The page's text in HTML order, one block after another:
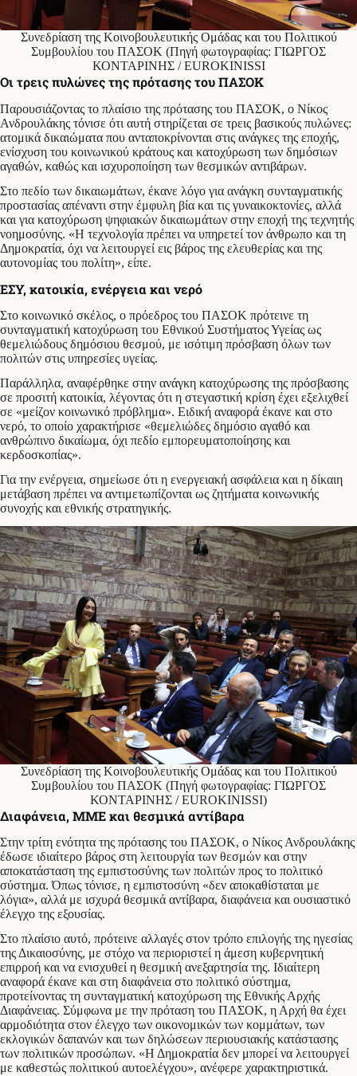
Συνεδρίαση της Κοινοβουλευτικής Ομάδας και του Πολιτικού
Συμβουλίου του ΠΑΣΟΚ (Πηγή φωτογραφίας: ΓΙΩΡΓΟΣ
ΚΟΝΤΑΡΙΝΗΣ / EUROKINISSI
Οι τρεις πυλώνες της πρότασης του ΠΑΣΟΚ
Παρουσιάζοντας το πλαίσιο της πρότασης του ΠΑΣΟΚ, ο Νίκος
Ανδρουλάκης τόνισε ότι αυτή στηρίζεται σε τρεις βασικούς πυλώνες:
ατομικά δικαιώματα που ανταποκρίνονται στις ανάγκες της εποχής,
ενίσχυση του κοινωνικού κράτους και κατοχύρωση των δημόσιων
αγαθών, καθώς και ισχυροποίηση των θεσμικών αντιβάρων.
Στο πεδίο των δικαιωμάτων, έκανε λόγο για ανάγκη συνταγματικής
προστασίας απέναντι στην έμφυλη βία και τις γυναικοκτονίες, αλλά
και για κατοχύρωση ψηφιακών δικαιωμάτων στην εποχή της τεχνητής
νοημοσύνης. «Η τεχνολογία πρέπει να υπηρετεί τον άνθρωπο και τη
Δημοκρατία, όχι να λειτουργεί εις βάρος της ελευθερίας και της
αυτονομίας του πολίτη», είπε.
ΕΣΥ, κατοικία, ενέργεια και νερό
Στο κοινωνικό σκέλος, ο πρόεδρος του ΠΑΣΟΚ πρότεινε τη
συνταγματική κατοχύρωση του Εθνικού Συστήματος Υγείας ως
θεμελιώδους δημόσιου θεσμού, με ισότιμη πρόσβαση όλων των
πολιτών στις υπηρεσίες υγείας.
Παράλληλα, αναφέρθηκε στην ανάγκη κατοχύρωσης της πρόσβασης
σε προσιτή κατοικία, λέγοντας ότι η στεγαστική κρίση έχει εξελιχθεί
σε «μείζον κοινωνικό πρόβλημα». Ειδική αναφορά έκανε και στο
νερό, το οποίο χαρακτήρισε «θεμελιώδες δημόσιο αγαθό και
ανθρώπινο δικαίωμα, όχι πεδίο εμπορευματοποίησης και
κερδοσκοπίας».
Για την ενέργεια, σημείωσε ότι η ενεργειακή ασφάλεια και η δίκαιη
μετάβαση πρέπει να αντιμετωπίζονται ως ζητήματα κοινωνικής
συνοχής και εθνικής στρατηγικής.
Συνεδρίαση της Κοινοβουλευτικής Ομάδας και του Πολιτικού
Συμβουλίου του ΠΑΣΟΚ (Πηγή φωτογραφίας: ΓΙΩΡΓΟΣ
ΚΟΝΤΑΡΙΝΗΣ / EUROKINISSI)
Διαφάνεια, ΜΜΕ και θεσμικά αντίβαρα
Στην τρίτη ενότητα της πρότασης του ΠΑΣΟΚ, ο Νίκος Ανδρουλάκης
έδωσε ιδιαίτερο βάρος στη λειτουργία των θεσμών και στην
αποκατάσταση της εμπιστοσύνης των πολιτών προς το πολιτικό
σύστημα. Όπως τόνισε, η εμπιστοσύνη «δεν αποκαθίσταται με
λόγια», αλλά με ισχυρά θεσμικά αντίβαρα, διαφάνεια και ουσιαστικό
έλεγχο της εξουσίας.
Στο πλαίσιο αυτό, πρότεινε αλλαγές στον τρόπο επιλογής της ηγεσίας
της Δικαιοσύνης, με στόχο να περιοριστεί η άμεση κυβερνητική
επιρροή και να ενισχυθεί η θεσμική ανεξαρτησία της. Ιδιαίτερη
αναφορά έκανε και στη διαφάνεια στο πολιτικό σύστημα,
προτείνοντας τη συνταγματική κατοχύρωση της Εθνικής Αρχής
Διαφάνειας. Σύμφωνα με την πρόταση του ΠΑΣΟΚ, η Αρχή θα έχει
αρμοδιότητα στον έλεγχο των οικονομικών των κομμάτων, των
εκλογικών δαπανών και των δηλώσεων περιουσιακής κατάστασης
των πολιτικών προσώπων. «Η Δημοκρατία δεν μπορεί να λειτουργεί
με καθεστώς πολιτικού αυτοελέγχου», ανέφερε χαρακτηριστικά.